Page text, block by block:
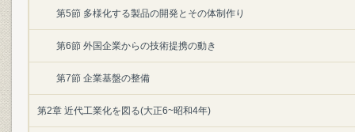
第5節 多様化する製品の開発とその体制作り
第6節 外国企業からの技術提携の動き
第7節 企業基盤の整備
第2章 近代工業化を図る(大正6~昭和4年)